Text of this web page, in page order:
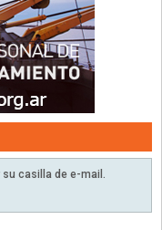
casilla de e-mail.